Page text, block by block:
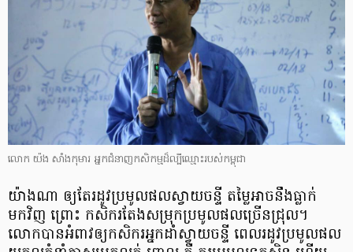
លោក យ៉ង សាំងកុមារ អ្នកជំនាញកសិកម្មដ៏ល្បីឈ្មោះរបស់កម្ពុជា
យ៉ាងណា ឲ្យតែរដូវប្រមូលផលស្វាយចន្ទី តម្លៃអាចនឹងធ្លាក់
មកវិញ ព្រោះ កសិករតែងសម្រុកប្រមូលផលច្រើនជ្រុល។
លោកបានអំពាវឲ្យកសិករអ្នកដាំស្វាយចន្ទី ពេលរដូវប្រមូលផល